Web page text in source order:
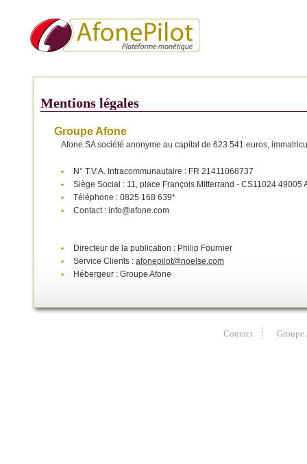
Mentions légales
Groupe Afone
Afone SA société anonyme au capital de 623 541 euros,
•
N° T.V.A. Intracommunautaire : FR 21411068737
•
Siège Social : 11, place François Mitterrand - CS11024 49005
•
Téléphone : 0825 168 639*
•
Contact : info@afone.com
•
Directeur de la publication : Philip Fournier
•
Service Clients : afonepilot@noelse.com
•
Hébergeur : Groupe Afone
Contact Groupe